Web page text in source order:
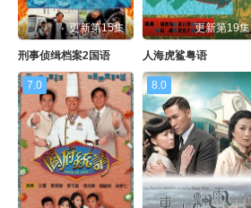
更新第15集
刑事侦缉档案2国语
更新第19集
人海虎鲨粤语
7.0 8.0